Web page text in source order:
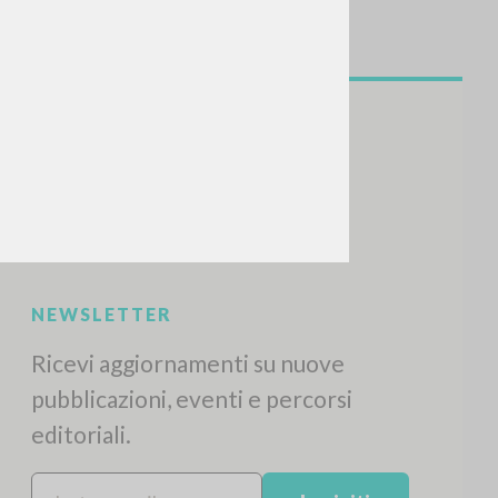
NEWSLETTER
Ricevi aggiornamenti su nuove